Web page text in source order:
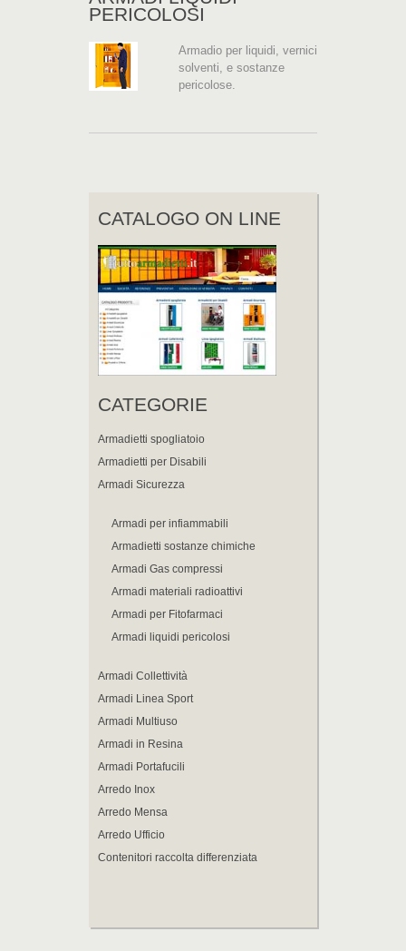
PERICOLOSI
Armadio per liquidi, vernici
solventi, e sostanze
pericolose.
CATALOGO ON LINE
CATEGORIE
Armadietti spogliatoio
Armadietti per Disabili
Armadi Sicurezza
Armadi per infiammabili
Armadietti sostanze chimiche
Armadi Gas compressi
Armadi materiali radioattivi
Armadi per Fitofarmaci
Armadi liquidi pericolosi
Armadi Collettività
Armadi Linea Sport
Armadi Multiuso
Armadi in Resina
Armadi Portafucili
Arredo Inox
Arredo Mensa
Arredo Ufficio
Contenitori raccolta differenziata